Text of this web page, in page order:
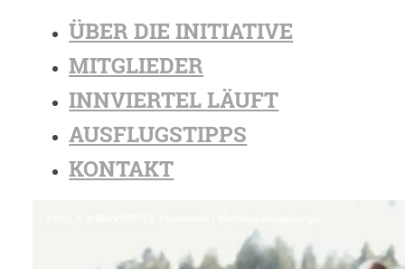
ÜBER DIE INITIATIVE
MITGLIEDER
INNVIERTEL LÄUFT
AUSFLUGSTIPPS
KONTAKT